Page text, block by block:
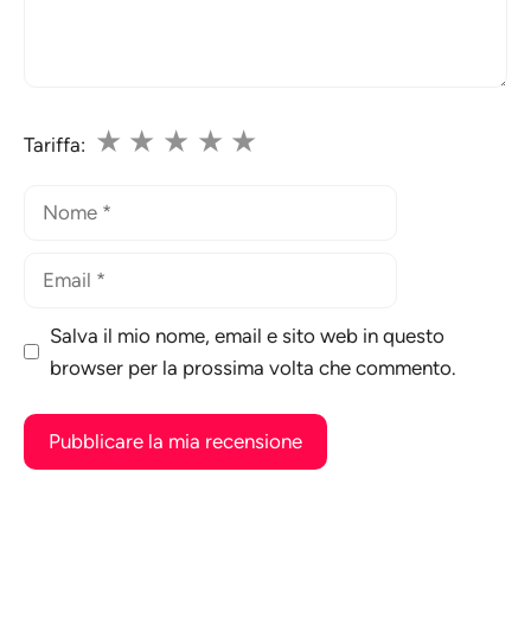
Tariffa: ★
★
★
★
★
Salva il mio nome, email e sito web in questo
browser per la prossima volta che commento.